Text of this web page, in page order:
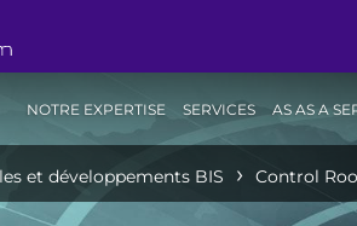
NOTRE EXPERTISE SERVICES AS AS A
et développements BIS Control